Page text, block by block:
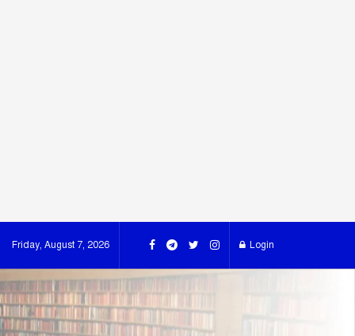
Friday, August 7, 2026 Login